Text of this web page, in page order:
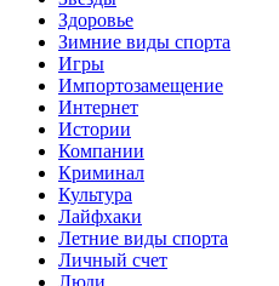
Здоровье
Зимние виды спорта
Игры
Импортозамещение
Интернет
Истории
Компании
Криминал
Культура
Лайфхаки
Летние виды спорта
Личный счет
Люди